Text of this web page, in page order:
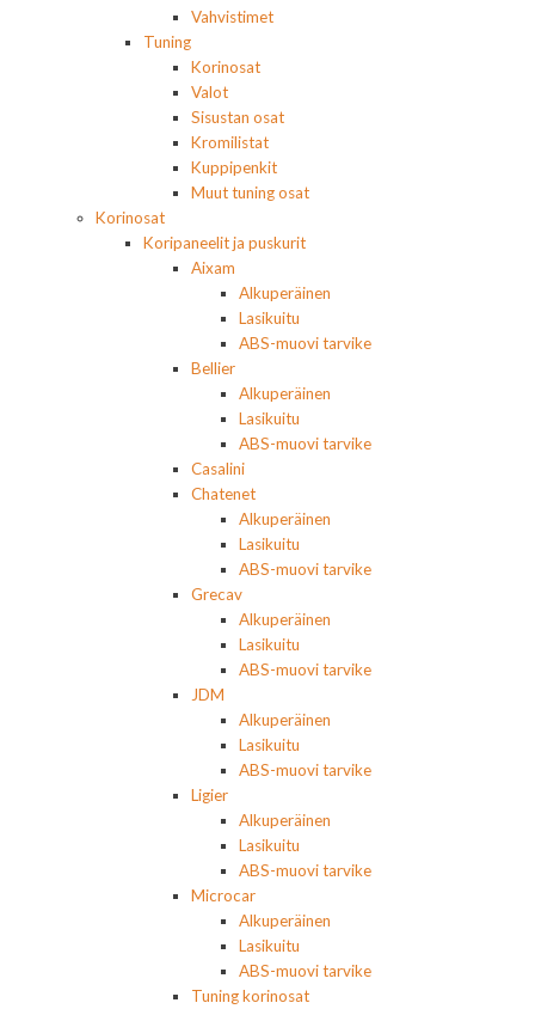
Vahvistimet
Tuning
Korinosat
Valot
Sisustan osat
Kromilistat
Kuppipenkit
Muut tuning osat
Korinosat
Koripaneelit ja puskurit
Aixam
Alkuperäinen
Lasikuitu
ABS-muovi tarvike
Bellier
Alkuperäinen
Lasikuitu
ABS-muovi tarvike
Casalini
Chatenet
Alkuperäinen
Lasikuitu
ABS-muovi tarvike
Grecav
Alkuperäinen
Lasikuitu
ABS-muovi tarvike
JDM
Alkuperäinen
Lasikuitu
ABS-muovi tarvike
Ligier
Alkuperäinen
Lasikuitu
ABS-muovi tarvike
Microcar
Alkuperäinen
Lasikuitu
ABS-muovi tarvike
Tuning korinosat